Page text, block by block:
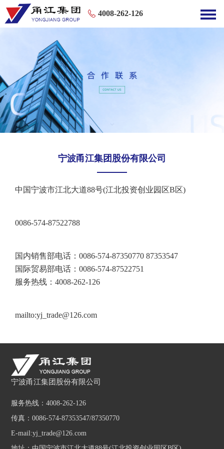
4008-262-126
宁波甬江集团股份有限公司
中国宁波市江北大道88号(江北投资创业园区B区)
0086-574-87522788
国内销售部电话：0086-574-87350770 87353547
国际贸易部电话：0086-574-87522751
服务热线：4008-262-126
mailto:yj_trade@126.com
宁波甬江集团股份有限公司
服务热线：4008-262-126
传真：0086-574-87353547/87350770
E-mail:yj_trade@126.com